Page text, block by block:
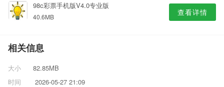
98c彩票手机版V4.0专业版
40.6MB 查看详情
相关信息
大小
82.85MB
时间
2026-05-27 21:09